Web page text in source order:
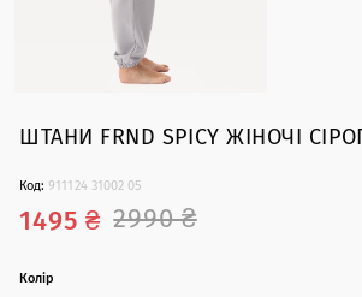
ШТАНИ FRND SPICY ЖІНОЧІ
Код:911124 31002 05
2990 ₴
1495 ₴
Колір